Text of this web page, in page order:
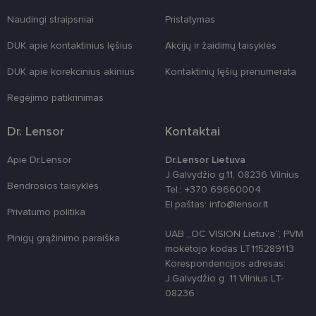
Naudingi straipsniai
DUK apie kontaktinius lęšius
DUK apie korekcinius akinius
Regėjimo patikrinimas
Pristatymas
Akcijų ir žaidimų taisyklės
Kontaktinių lęšių prenumerata
Dr. Lensor
Apie Dr.Lensor
Bendrosios taisyklės
Privatumo politika
Pinigų grąžinimo paraiška
Kontaktai
Dr.Lensor Lietuva
J.Galvydžio g.11, 08236 Vilnius
Tel.: +370 69660004
El.paštas: info@lensor.lt
UAB „OC VISION Lietuva“, PVM
mokėtojo kodas LT115289113
Korespondencijos adresas:
J.Galvydžio g. 11 Vilnius LT-
08236
clientId
www.lensor.lt 1 metai
Slapukas
našumą ir
naudojama
vartotojo
patirčiai
pagerinti.
CookieScript
www.lensor.lt
11 mėnesį
Šį slapuką